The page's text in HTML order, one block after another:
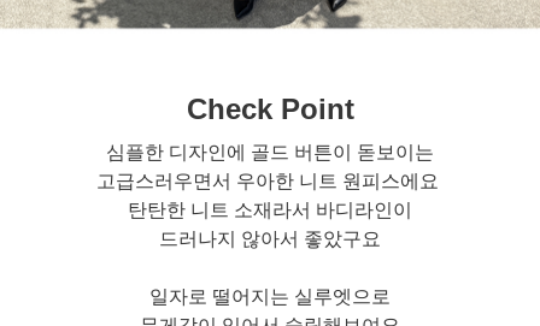
Check Point
심플한 디자인에 골드 버튼이 돋보이는
고급스러우면서 우아한 니트 원피스에요
탄탄한 니트 소재라서 바디라인이
드러나지 않아서 좋았구요
일자로 떨어지는 실루엣으로